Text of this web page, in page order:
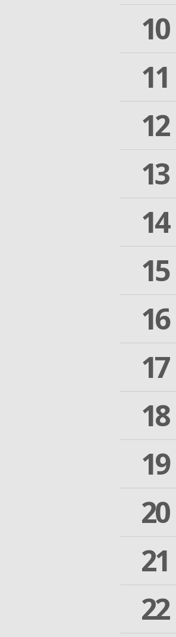
10
11
12
13
14
15
16
17
18
19
20
21
22